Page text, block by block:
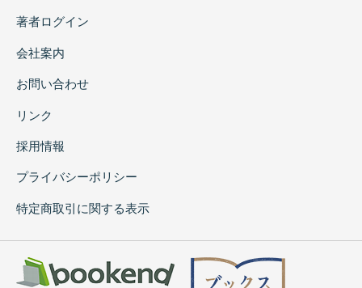
著者ログイン
会社案内
お問い合わせ
リンク
採用情報
プライバシーポリシー
特定商取引に関する表示